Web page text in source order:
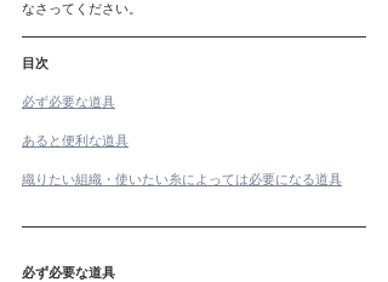
なさってください。
目次
必ず必要な道具
あると便利な道具
織りたい組織・使いたい糸によっては必要になる道具
必ず必要な道具